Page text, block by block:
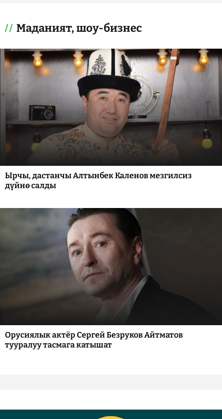
Маданият, шоу-бизнес
Ырчы, дастанчы Алтынбек Каленов мезгилсиз
дүйнө салды
Орусиялык актёр Сергей Безруков Айтматов
тууралуу тасмага катышат